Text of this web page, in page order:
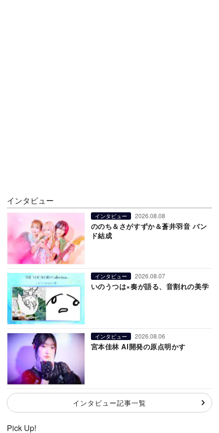
インタビュー
インタビュー 2026.08.08
ののち＆さがすずか＆蒼井羽音 バン
ド結成
インタビュー 2026.08.07
いのうつは×奏が語る、音割れの美学
インタビュー 2026.08.06
宮本佳林 AI開発の原点明かす
インタビュー記事一覧
Pick Up!